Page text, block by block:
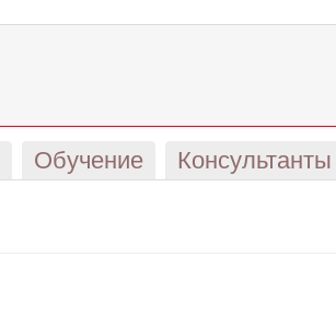
Обучение Консультанты